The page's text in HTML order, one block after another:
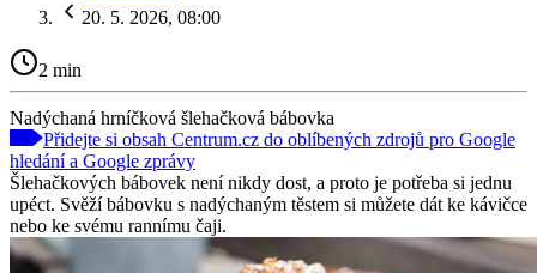
20. 5. 2026, 08:00
2 min
Nadýchaná hrníčková šlehačková bábovka
Přidejte si obsah Centrum.cz do oblíbených zdrojů pro Google
hledání a Google zprávy
Šlehačkových bábovek není nikdy dost, a proto je potřeba si jednu
upéct. Svěží bábovku s nadýchaným těstem si můžete dát ke kávičce
nebo ke svému rannímu čaji.